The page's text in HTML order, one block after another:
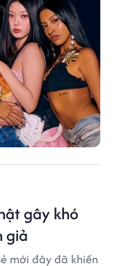
gây khó
giả
mới đây đã khiến